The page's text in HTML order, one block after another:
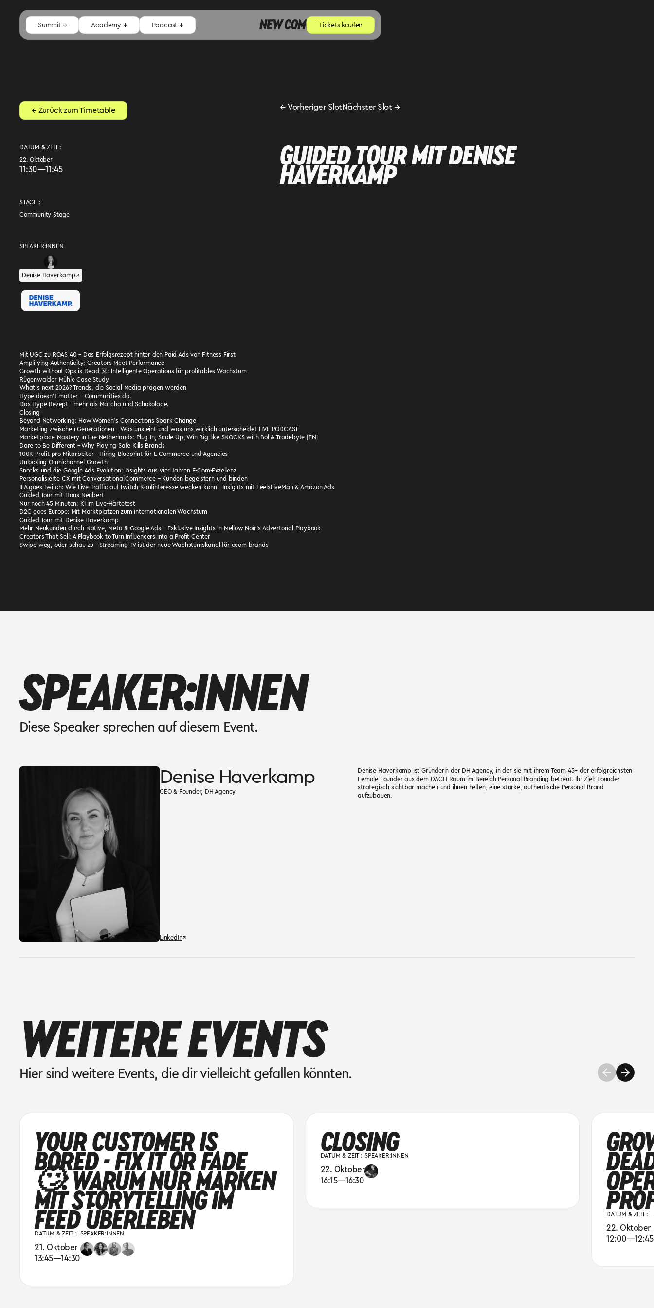
Summit ↓ Academy ↓ Podcast ↓ Tickets kaufen
← Zurück zum Timetable
DATUM & ZEIT :
22. Oktober
11:30—11:45
STAGE :
Community Stage
SPEAKER:INNEN
Denise Haverkamp↗︎
←Vorheriger Slot →
Nächster Slot
GUIDED TOUR MIT DENISE
HAVERKAMP
Mit UGC zu ROAS 40 – Das Erfolgsrezept hinter den Paid Ads von Fitness First
Amplifying Authenticity: Creators Meet Performance
Growth without Ops is Dead ☠️: Intelligente Operations für profitables Wachstum
Rügenwalder Mühle Case Study
What’s next 2026? Trends, die Social Media prägen werden
Hype doesn’t matter – Communities do.
Das Hype Rezept - mehr als Matcha und Schokolade.
Closing
Beyond Networking: How Women’s Connections Spark Change
Marketing zwischen Generationen – Was uns eint und was uns wirklich unterscheidet LIVE PODCAST
Marketplace Mastery in the Netherlands: Plug In, Scale Up, Win Big like SNOCKS with Bol & Tradebyte [EN]
Dare to Be Different – Why Playing Safe Kills Brands
100K Profit pro Mitarbeiter - Hiring Blueprint für E-Commerce und Agencies
Unlocking Omnichannel Growth
Snocks und die Google Ads Evolution: Insights aus vier Jahren E-Com-Exzellenz
Personalisierte CX mit Conversational Commerce – Kunden begeistern und binden
IFA goes Twitch: Wie Live-Traffic auf Twitch Kaufinteresse wecken kann - Insights mit FeelsLiveMan & Amazon Ads
Guided Tour mit Hans Neubert
Nur noch 45 Minuten: KI im Live-Härtetest
D2C goes Europe: Mit Marktplätzen zum internationalen Wachstum
Guided Tour mit Denise Haverkamp
Mehr Neukunden durch Native, Meta & Google Ads – Exklusive Insights in Mellow Noir’s Advertorial Playbook
Creators That Sell: A Playbook to Turn Influencers into a Profit Center
Swipe weg, oder schau zu - Streaming TV ist der neue Wachstumskanal für ecom brands
SPEAKER:INNEN
Diese Speaker sprechen auf diesem Event.
Denise Haverkamp
CEO & Founder, DH Agency
LinkedIn↗
Denise Haverkamp ist Gründerin der DH Agency, in der sie mit ihrem Team 45+ der erfolgreichsten
Female Founder aus dem DACH-Raum im Bereich Personal Branding betreut. Ihr Ziel: Founder
strategisch sichtbar machen und ihnen helfen, eine starke, authentische Personal Brand
aufzubauen.
WEITERE EVENTS
Hier sind weitere Events, die dir vielleicht gefallen könnten.
YOUR CUSTOMER IS
BORED - FIX IT OR FADE
🙄: WARUM NUR MARKEN
MIT STORYTELLING IM
FEED ÜBERLEBEN
DATUM & ZEIT :
21. Oktober
13:45—14:30
SPEAKER:INNEN
CLOSING
DATUM & ZEIT :
22. Oktober
16:15—16:30
SPEAKER:INNEN
DATUM & ZEIT :
22. Oktober
12:00—12:45